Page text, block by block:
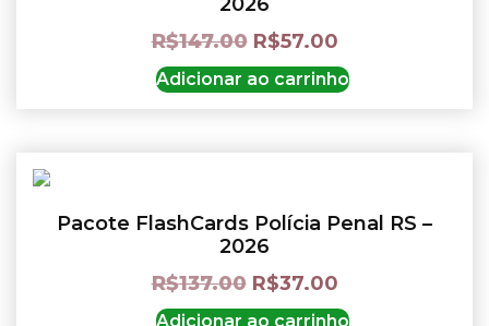
R$147.00 R$57.00
Adicionar ao carrinho
Pacote FlashCards Polícia Penal RS –
2026
R$137.00 R$37.00
Adicionar ao carrinho